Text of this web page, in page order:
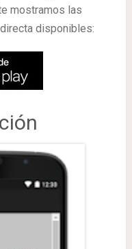
mostramos las
disponibles: